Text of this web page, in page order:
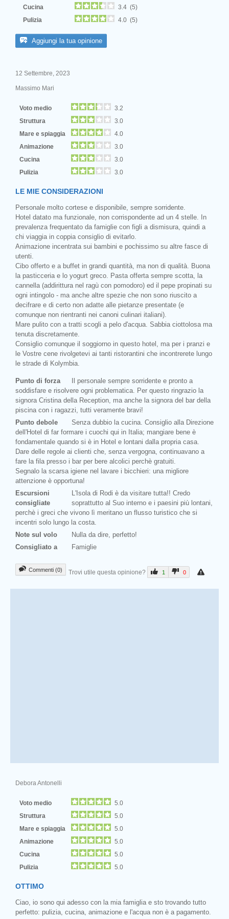
Cucina
3.4 (5)
Pulizia
4.0 (5)
Aggiungi la tua opinione
12 Settembre, 2023
Massimo Mari
Voto medio
3.2
Struttura
3.0
Mare e spiaggia
4.0
Animazione
3.0
Cucina
3.0
Pulizia
3.0
LE MIE CONSIDERAZIONI
Personale molto cortese e disponibile, sempre sorridente.
Hotel datato ma funzionale, non corrispondente ad un 4 stelle. In
prevalenza frequentato da famiglie con figli a dismisura, quindi a
chi viaggia in coppia consiglio di evitarlo.
Animazione incentrata sui bambini e pochissimo su altre fasce di
utenti.
Cibo offerto e a buffet in grandi quantità, ma non di qualità. Buona
la pasticceria e lo yogurt greco. Pasta offerta sempre scotta, la
cannella (addirittura nel ragù con pomodoro) ed il pepe propinati su
ogni intingolo - ma anche altre spezie che non sono riuscito a
decifrare e di certo non adatte alle pietanze presentate (e
comunque non rientranti nei canoni culinari italiani).
Mare pulito con a tratti scogli a pelo d'acqua. Sabbia ciottolosa ma
tenuta discretamente.
Consiglio comunque il soggiorno in questo hotel, ma per i pranzi e
le Vostre cene rivolgetevi ai tanti ristorantini che incontrerete lungo
le strade di Kolymbia.
Punto di forza
Il personale sempre sorridente e pronto a
soddisfare e risolvere ogni problematica. Per questo ringrazio la
signora Cristina della Reception, ma anche la signora del bar della
piscina con i ragazzi, tutti veramente bravi!
Punto debole
Senza dubbio la cucina. Consiglio alla Direzione
dell'Hotel di far formare i cuochi qui in Italia; mangiare bene è
fondamentale quando si è in Hotel e lontani dalla propria casa.
Dare delle regole ai clienti che, senza vergogna, continuavano a
fare la fila presso i bar per bere alcolici perchè gratuiti.
Segnalo la scarsa igiene nel lavare i bicchieri: una migliore
attenzione è opportuna!
Escursioni
consigliate
L'Isola di Rodi è da visitare tutta!! Credo
soprattutto al Suo interno e i paesini più lontani,
perchè i greci che vivono lì meritano un flusso turistico che si
incentri solo lungo la costa.
Note sul volo
Nulla da dire, perfetto!
Consigliato a
Famiglie
Commenti (0) Trovi utile questa opinione? 1 0
Debora Antonelli
Voto medio
5.0
Struttura
5.0
Mare e spiaggia
5.0
Animazione
5.0
Cucina
5.0
Pulizia
5.0
OTTIMO
Ciao, io sono qui adesso con la mia famiglia e sto trovando tutto
perfetto: pulizia, cucina, animazione e l'acqua non è a pagamento.